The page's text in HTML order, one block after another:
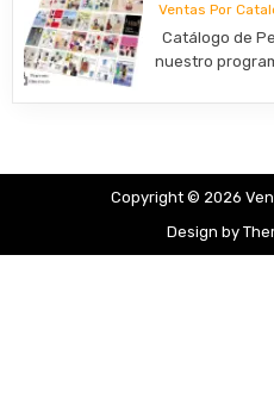
Ventas Por
Catálogo de
nuestro
Copyright © 2026
Design by